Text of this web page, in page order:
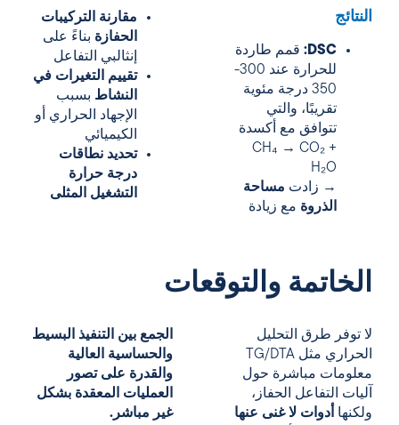
النتائج
DSC:
قمم طاردة
للحرارة عند 300-
350 درجة مئوية
تقريبًا، والتي
تتوافق مع أكسدة
CH₄ → CO₂ +
H₂O
→ زادت مساحة
الذروة مع زيادة
مقارنة التركيبات
الحفازة بناءً على
إنثالبي التفاعل
تقييم التغيرات في
النشاط بسبب
الإجهاد الحراري أو
الكيميائي
تحديد نطاقات
درجة حرارة
التشغيل المثلى
الخاتمة والتوقعات
لا توفر طرق التحليل
الحراري مثل TG/DTA
معلومات مباشرة حول
آليات التفاعل الحفاز،
ولكنها أدوات لا غنى عنها
الجمع بين التنفيذ البسيط
والحساسية العالية
والقدرة على تصور
العمليات المعقدة بشكل
غير مباشر.